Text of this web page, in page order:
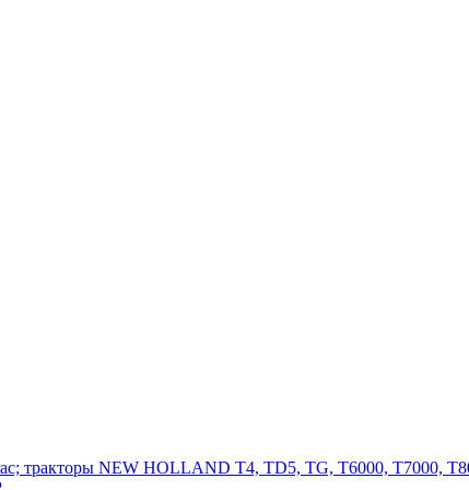
тракторы NEW HOLLAND T4, TD5, TG, T6000, T7000,